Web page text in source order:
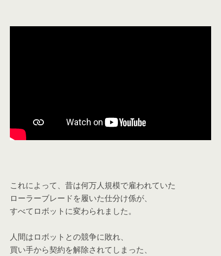
これによって、昔は何万人規模で雇われていた
ローラーブレードを履いた仕分け係が、
すべてロボットに変わられました。
人間はロボットとの競争に敗れ、
買い手から契約を解除されてしまった、